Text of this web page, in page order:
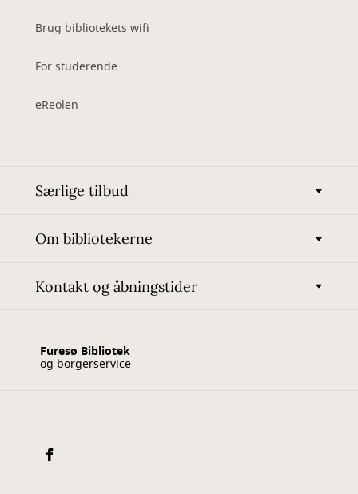
Brug bibliotekets wifi
For studerende
eReolen
Særlige tilbud
Om bibliotekerne
Kontakt og åbningstider
Furesø Bibliotek
og borgerservice